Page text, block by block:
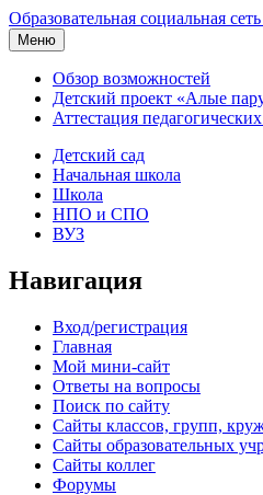
Образовательная социальная сеть
Меню
Обзор возможностей
Детский проект «Алые
Аттестация
Детский сад
Начальная школа
Школа
НПО и СПО
ВУЗ
Навигация
Вход/регистрация
Главная
Мой мини-сайт
Ответы на вопросы
Поиск по сайту
Сайты классов, групп,
Сайты образовательных
Сайты коллег
Форумы